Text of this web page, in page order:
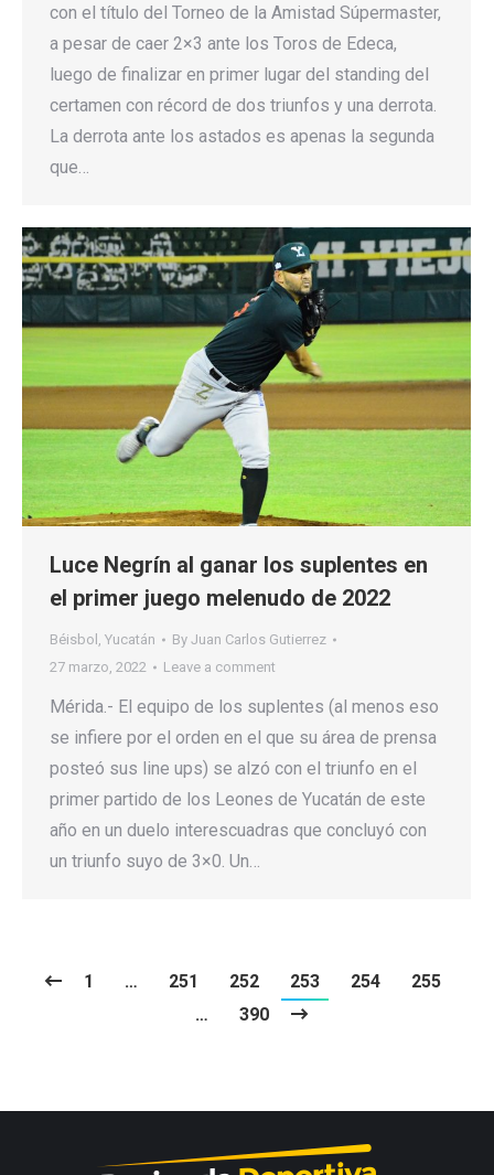
con el título del Torneo de la Amistad Súpermaster,
a pesar de caer 2×3 ante los Toros de Edeca,
luego de finalizar en primer lugar del standing del
certamen con récord de dos triunfos y una derrota.
La derrota ante los astados es apenas la segunda
que…
Luce Negrín al ganar los suplentes en
el primer juego melenudo de 2022
Béisbol , Yucatán By Juan Carlos Gutierrez
27 marzo, 2022
Leave a comment
Mérida.- El equipo de los suplentes (al menos eso
se infiere por el orden en el que su área de prensa
posteó sus line ups) se alzó con el triunfo en el
primer partido de los Leones de Yucatán de este
año en un duelo interescuadras que concluyó con
un triunfo suyo de 3×0. Un…
1 … 251 252 253 254
255
…
390